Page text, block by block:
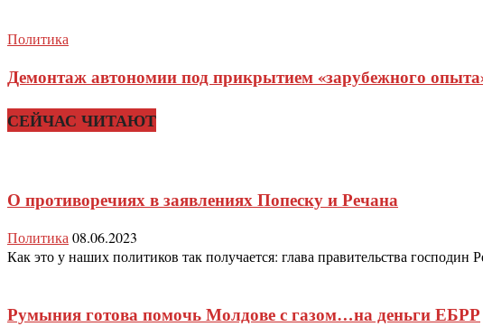
Политика
Демонтаж автономии под прикрытием «зарубежного
СЕЙЧАС ЧИТАЮТ
О противоречиях в заявлениях Попеску и Речана
Политика08.06.2023
Как это у наших политиков так получается: глава правительства
Румыния готова помочь Молдове с газом…на деньги ЕБРР